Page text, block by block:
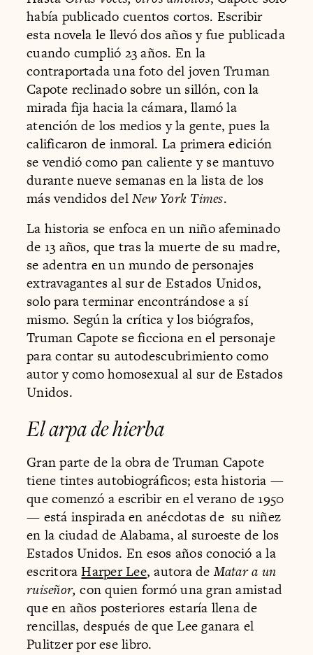
había publicado cuentos cortos. Escribir
esta novela le llevó dos años y fue publicada
cuando cumplió 23 años. En la
contraportada una foto del joven Truman
Capote reclinado sobre un sillón, con la
mirada fija hacia la cámara, llamó la
atención de los medios y la gente, pues la
calificaron de inmoral. La primera edición
se vendió como pan caliente y se mantuvo
durante nueve semanas en la lista de los
más vendidos delNew York Times.
La historia se enfoca en un niño afeminado
de 13 años, que tras la muerte de su madre,
se adentra en un mundo de personajes
extravagantes al sur de Estados Unidos,
solo para terminar encontrándose a sí
mismo. Según la crítica y los biógrafos,
Truman Capote se ficciona en el personaje
para contar su autodescubrimiento como
autor y como homosexual al sur de Estados
Unidos.
El arpa de hierba
Gran parte de la obra de Truman Capote
tiene tintes autobiográficos; esta historia —
que comenzó a escribir en el verano de 1950
— está inspirada en anécdotas de su niñez
en la ciudad de Alabama, al suroeste de los
Estados Unidos. En esos años conoció a la
escritoraHarper Lee, autora deMatar a un
ruiseñor,con quien formó una gran amistad
que en años posteriores estaría llena de
rencillas, después de que Lee ganara el
Pulitzer por ese libro.